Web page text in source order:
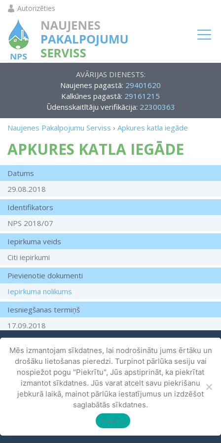
Autorizēties
AVĀRIJAS DIENESTS:
Naujenes pagastā: 29401620
Kalkūnes pagastā: 29161215
Ūdensskaitītāju verifikācija: 22300363
Naujenes Pakalpojumu Serviss › Apkures katla iegāde
APKURES KATLA IEGĀDE
Datums
29.08.2018
Identifikators
NPS 2018/07
Iepirkuma veids
Citi iepirkumi
Pievienotie dokumenti
Iepirkuma nolikums
Iesniegšanas termiņš
17.09.2018
Pārtraukts
Naujenes Pakalpojumu Serviss
All rights reserved. Izveidoja
Mēs izmantojam sīkdatnes, lai nodrošinātu jums ērtāku un
drošāku lietošanas pieredzi. Turpinot pārlūka sesiju vai
nospiežot pogu "Piekrītu", Jūs apstiprināt, ka piekrītat
izmantot sīkdatnes. Jūs varat atcelt savu piekrišanu
jebkurā laikā, mainot pārlūka iestatījumus un izdzēšot
saglabātās sīkdatnes.
Piekrītu